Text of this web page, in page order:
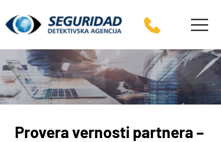
Provera vernosti partnera –